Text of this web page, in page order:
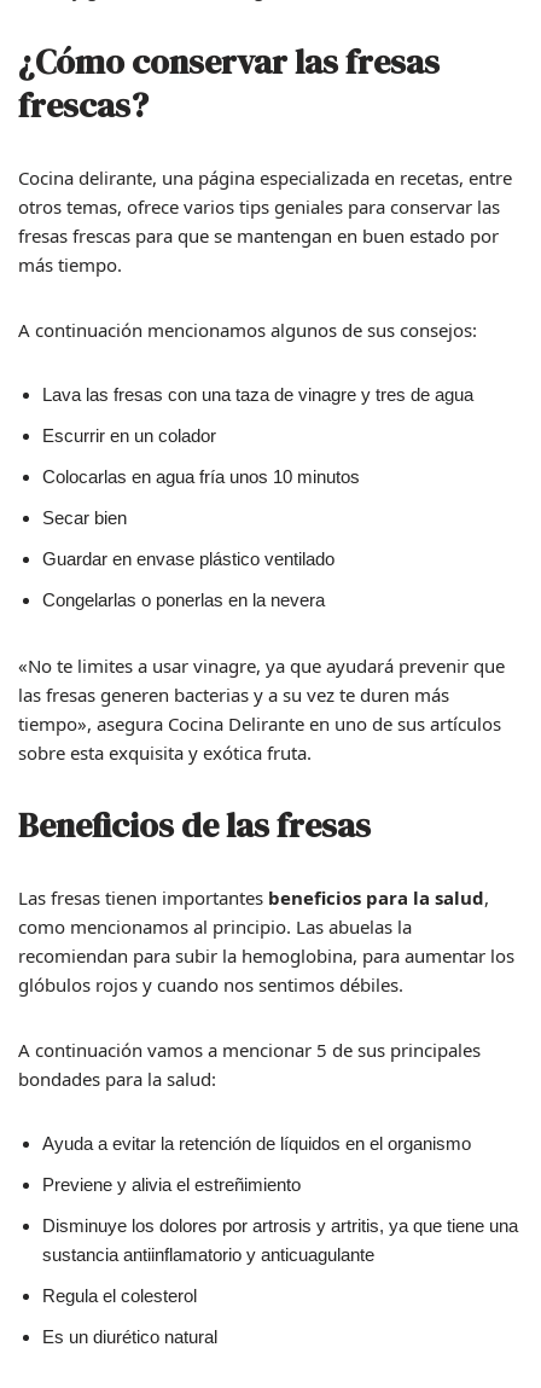
¿Cómo conservar las fresas
frescas?
Cocina delirante, una página especializada en recetas, entre
otros temas, ofrece varios tips geniales para conservar las
fresas frescas para que se mantengan en buen estado por
más tiempo.
A continuación mencionamos algunos de sus consejos:
Lava las fresas con una taza de vinagre y tres de agua
Escurrir en un colador
Colocarlas en agua fría unos 10 minutos
Secar bien
Guardar en envase plástico ventilado
Congelarlas o ponerlas en la nevera
«No te limites a usar vinagre, ya que ayudará prevenir que
las fresas generen bacterias y a su vez te duren más
tiempo», asegura Cocina Delirante en uno de sus artículos
sobre esta exquisita y exótica fruta.
Beneficios de las fresas
Las fresas tienen importantes beneficios para la salud,
como mencionamos al principio. Las abuelas la
recomiendan para subir la hemoglobina, para aumentar los
glóbulos rojos y cuando nos sentimos débiles.
A continuación vamos a mencionar 5 de sus principales
bondades para la salud:
Ayuda a evitar la retención de líquidos en el organismo
Previene y alivia el estreñimiento
Disminuye los dolores por artrosis y artritis, ya que tiene una
sustancia antiinflamatorio y anticuagulante
Regula el colesterol
Es un diurético natural